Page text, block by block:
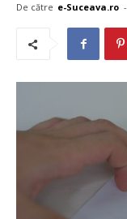
De către e-Suceava.ro -